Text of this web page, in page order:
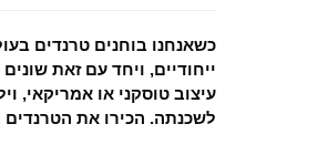
כשאנחנו בוחנים טרנדים
ייחודיים, ויחד עם זאת
עיצוב טוסקני או אמריקאי,
לשכנתה. הכירו את הטרנדים